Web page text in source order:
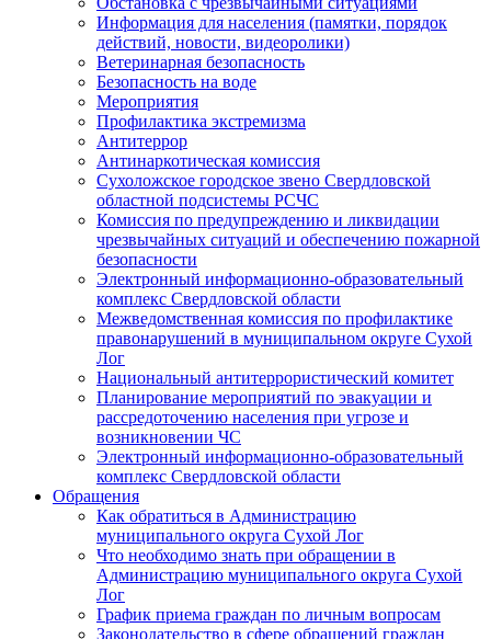
Информация для населения (памятки, порядок
действий, новости, видеоролики)
Ветеринарная безопасность
Безопасность на воде
Мероприятия
Профилактика экстремизма
Антитеррор
Антинаркотическая комиссия
Сухоложское городское звено Свердловской
областной подсистемы РСЧС
Комиссия по предупреждению и ликвидации
чрезвычайных ситуаций и обеспечению пожарной
безопасности
Электронный информационно-образовательный
комплекс Cвердловской области
Межведомственная комиссия по профилактике
правонарушений в муниципальном округе Сухой
Лог
Национальный антитеррористический комитет
Планирование мероприятий по эвакуации и
рассредоточению населения при угрозе и
возникновении ЧС
Электронный информационно-образовательный
комплекс Свердловской области
Обращения
Как обратиться в Администрацию
муниципального округа Сухой Лог
Что необходимо знать при обращении в
Администрацию муниципального округа Сухой
Лог
График приема граждан по личным вопросам
Законодательство в сфере обращений граждан